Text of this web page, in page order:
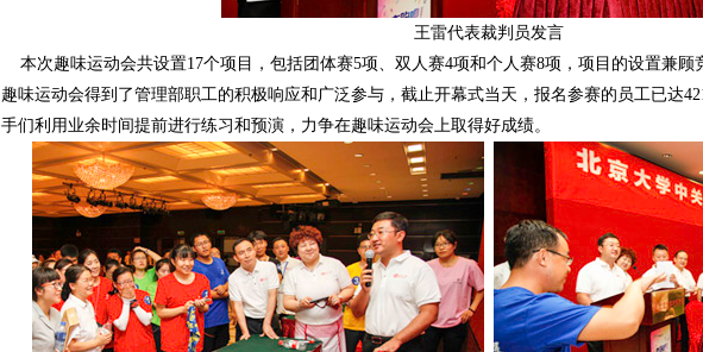
王雷代表裁判员发言
本次趣味运动会共设置17个项目，包括团体赛5项、双人赛4项和个人赛8项，项目的设置兼顾
趣味运动会得到了管理部职工的积极响应和广泛参与，截止开幕式当天，报名参赛的员工已达
手们利用业余时间提前进行练习和预演，力争在趣味运动会上取得好成绩。